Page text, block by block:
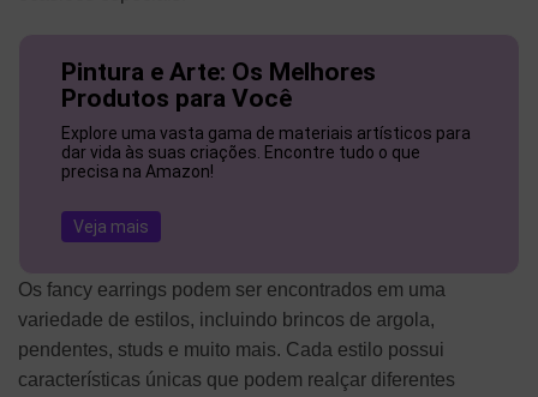
Pintura e Arte: Os Melhores
Produtos para Você
Explore uma vasta gama de materiais artísticos para
dar vida às suas criações. Encontre tudo o que
precisa na Amazon!
Veja mais
Os fancy earrings podem ser encontrados em uma
variedade de estilos, incluindo brincos de argola,
pendentes, studs e muito mais. Cada estilo possui
características únicas que podem realçar diferentes